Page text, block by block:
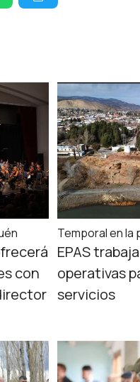
con
Temporal en la
EPAS
operativas
servicios